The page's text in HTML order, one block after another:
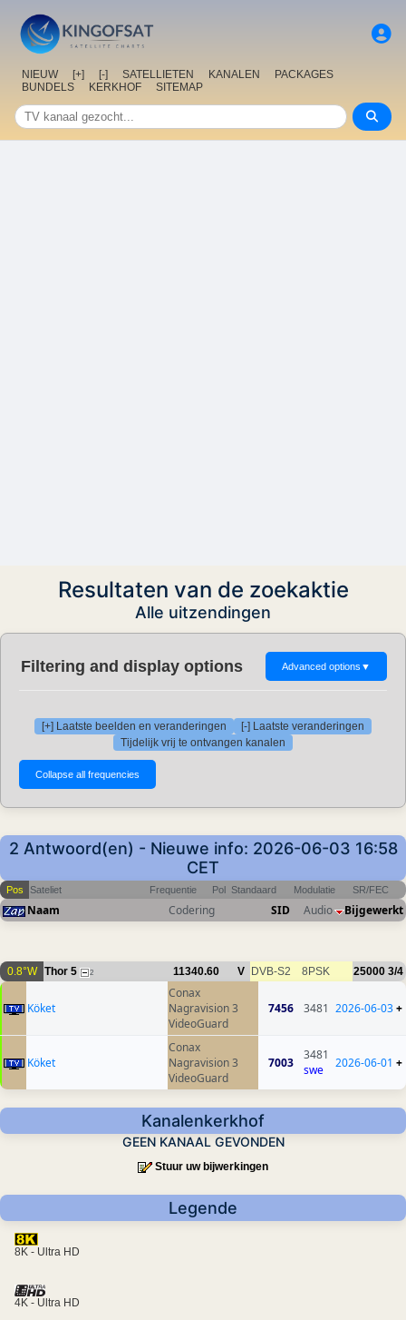
NIEUW [+] [-] SATELLIETEN KANALEN
PACKAGES
BUNDELS
KERKHOF SITEMAP
Resultaten van de zoekaktie
Alle uitzendingen
Filtering and display options Advanced options ▼
[+] Laatste beelden en veranderingen
[-] Laatste veranderingen
Tijdelijk vrij te ontvangen kanalen
2 Antwoord(en) - Nieuwe info: 2026-06-03 16:58
CET
Pos Sateliet Frequentie Pol Standaard Modulatie SR/FEC
Naam Codering SID Audio Bijgewerkt
0.8°W Thor 5 2 11340.60 V DVB-S2 8PSK 25000 3/4
Köket
Conax
Nagravision 3
VideoGuard
7456 3481 2026-06-03+
Köket
Conax
Nagravision 3
VideoGuard
7003
3481
swe
2026-06-01 +
Kanalenkerkhof
GEEN KANAAL GEVONDEN
Stuur uw bijwerkingen
Legende
8K - Ultra HD
4K - Ultra HD